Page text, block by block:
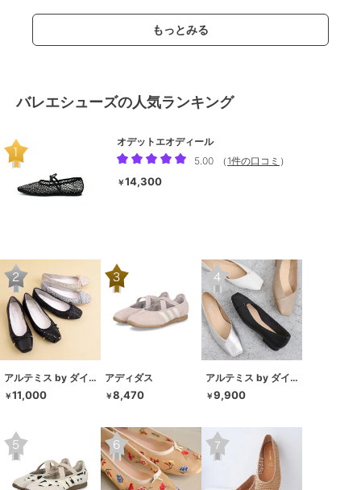
もっとみる
バレエシューズの人気ランキング
オデットエオディール
5.00
（ 1件の口コミ ）
￥14,300
アルテミス by ダイアナ
￥11,000
アディダス
￥8,470
アルテミス by ダイアナ
￥9,900